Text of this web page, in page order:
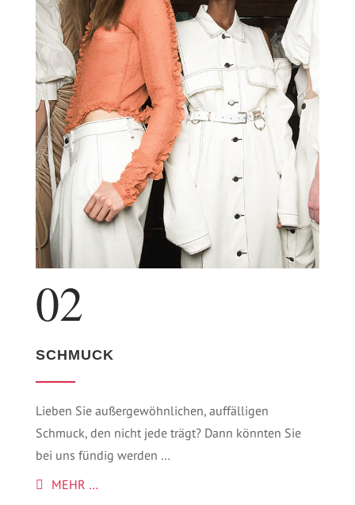
02
SCHMUCK
Lieben Sie außergewöhnlichen, auffälligen
Schmuck, den nicht jede trägt? Dann könnten Sie
bei uns fündig werden …
MEHR …